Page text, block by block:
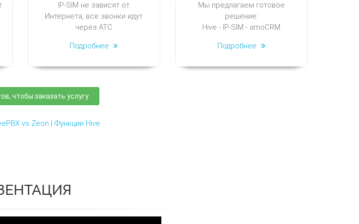
IP-SIM не зависят от
Интернета, все звонки идут
через АТС
Подробнее
Мы предлагаем готовое
решение:
Hive - IP-SIM - amoCRM
Подробнее
чтобы заказать услугу
vs Zeon | Функции Hive